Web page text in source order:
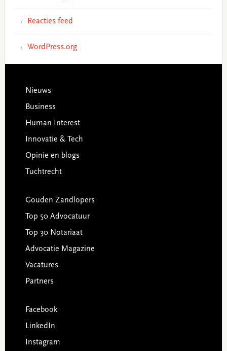
Reacties feed
WordPress.org
Footer
Nieuws
Business
Human Interest
Innovatie & Tech
Opinie en blogs
Tuchtrecht
Gouden Zandlopers
Top 50 Advocatuur
Top 30 Notariaat
Advocatie Magazine
Vacatures
Partners
Facebook
LinkedIn
Instagram